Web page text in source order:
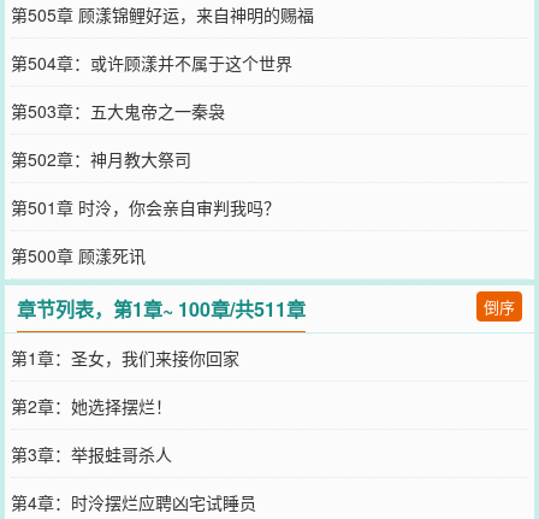
第505章 顾漾锦鲤好运，来自神明的赐福
第504章：或许顾漾并不属于这个世界
第503章：五大鬼帝之一秦袅
第502章：神月教大祭司
第501章 时泠，你会亲自审判我吗？
第500章 顾漾死讯
章节列表，第1章~ 100章/共511章 倒序
第1章：圣女，我们来接你回家
第2章：她选择摆烂！
第3章：举报蛙哥杀人
第4章：时泠摆烂应聘凶宅试睡员